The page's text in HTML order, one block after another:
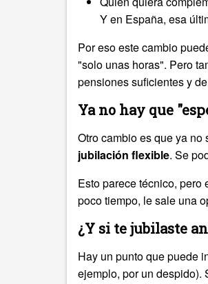
Y en España, esa
Por eso este cambio
"solo unas horas". Pero
pensiones suficientes y
Ya no hay que
Otro cambio es que ya
jubilación flexible. Se
Esto parece técnico,
poco tiempo, le sale una
¿Y si te jubilaste
Hay un punto que puede
ejemplo, por un despido).